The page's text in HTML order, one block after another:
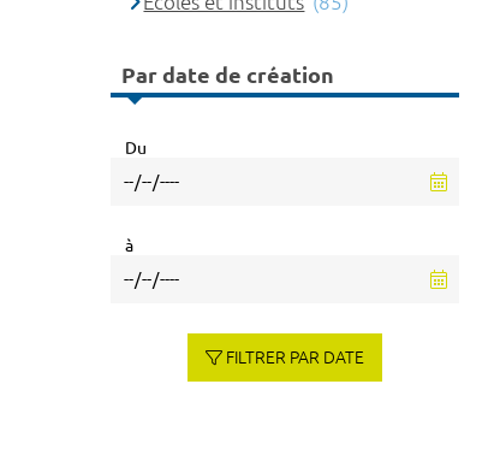
Par date de création
Du
à
FILTRER PAR DATE